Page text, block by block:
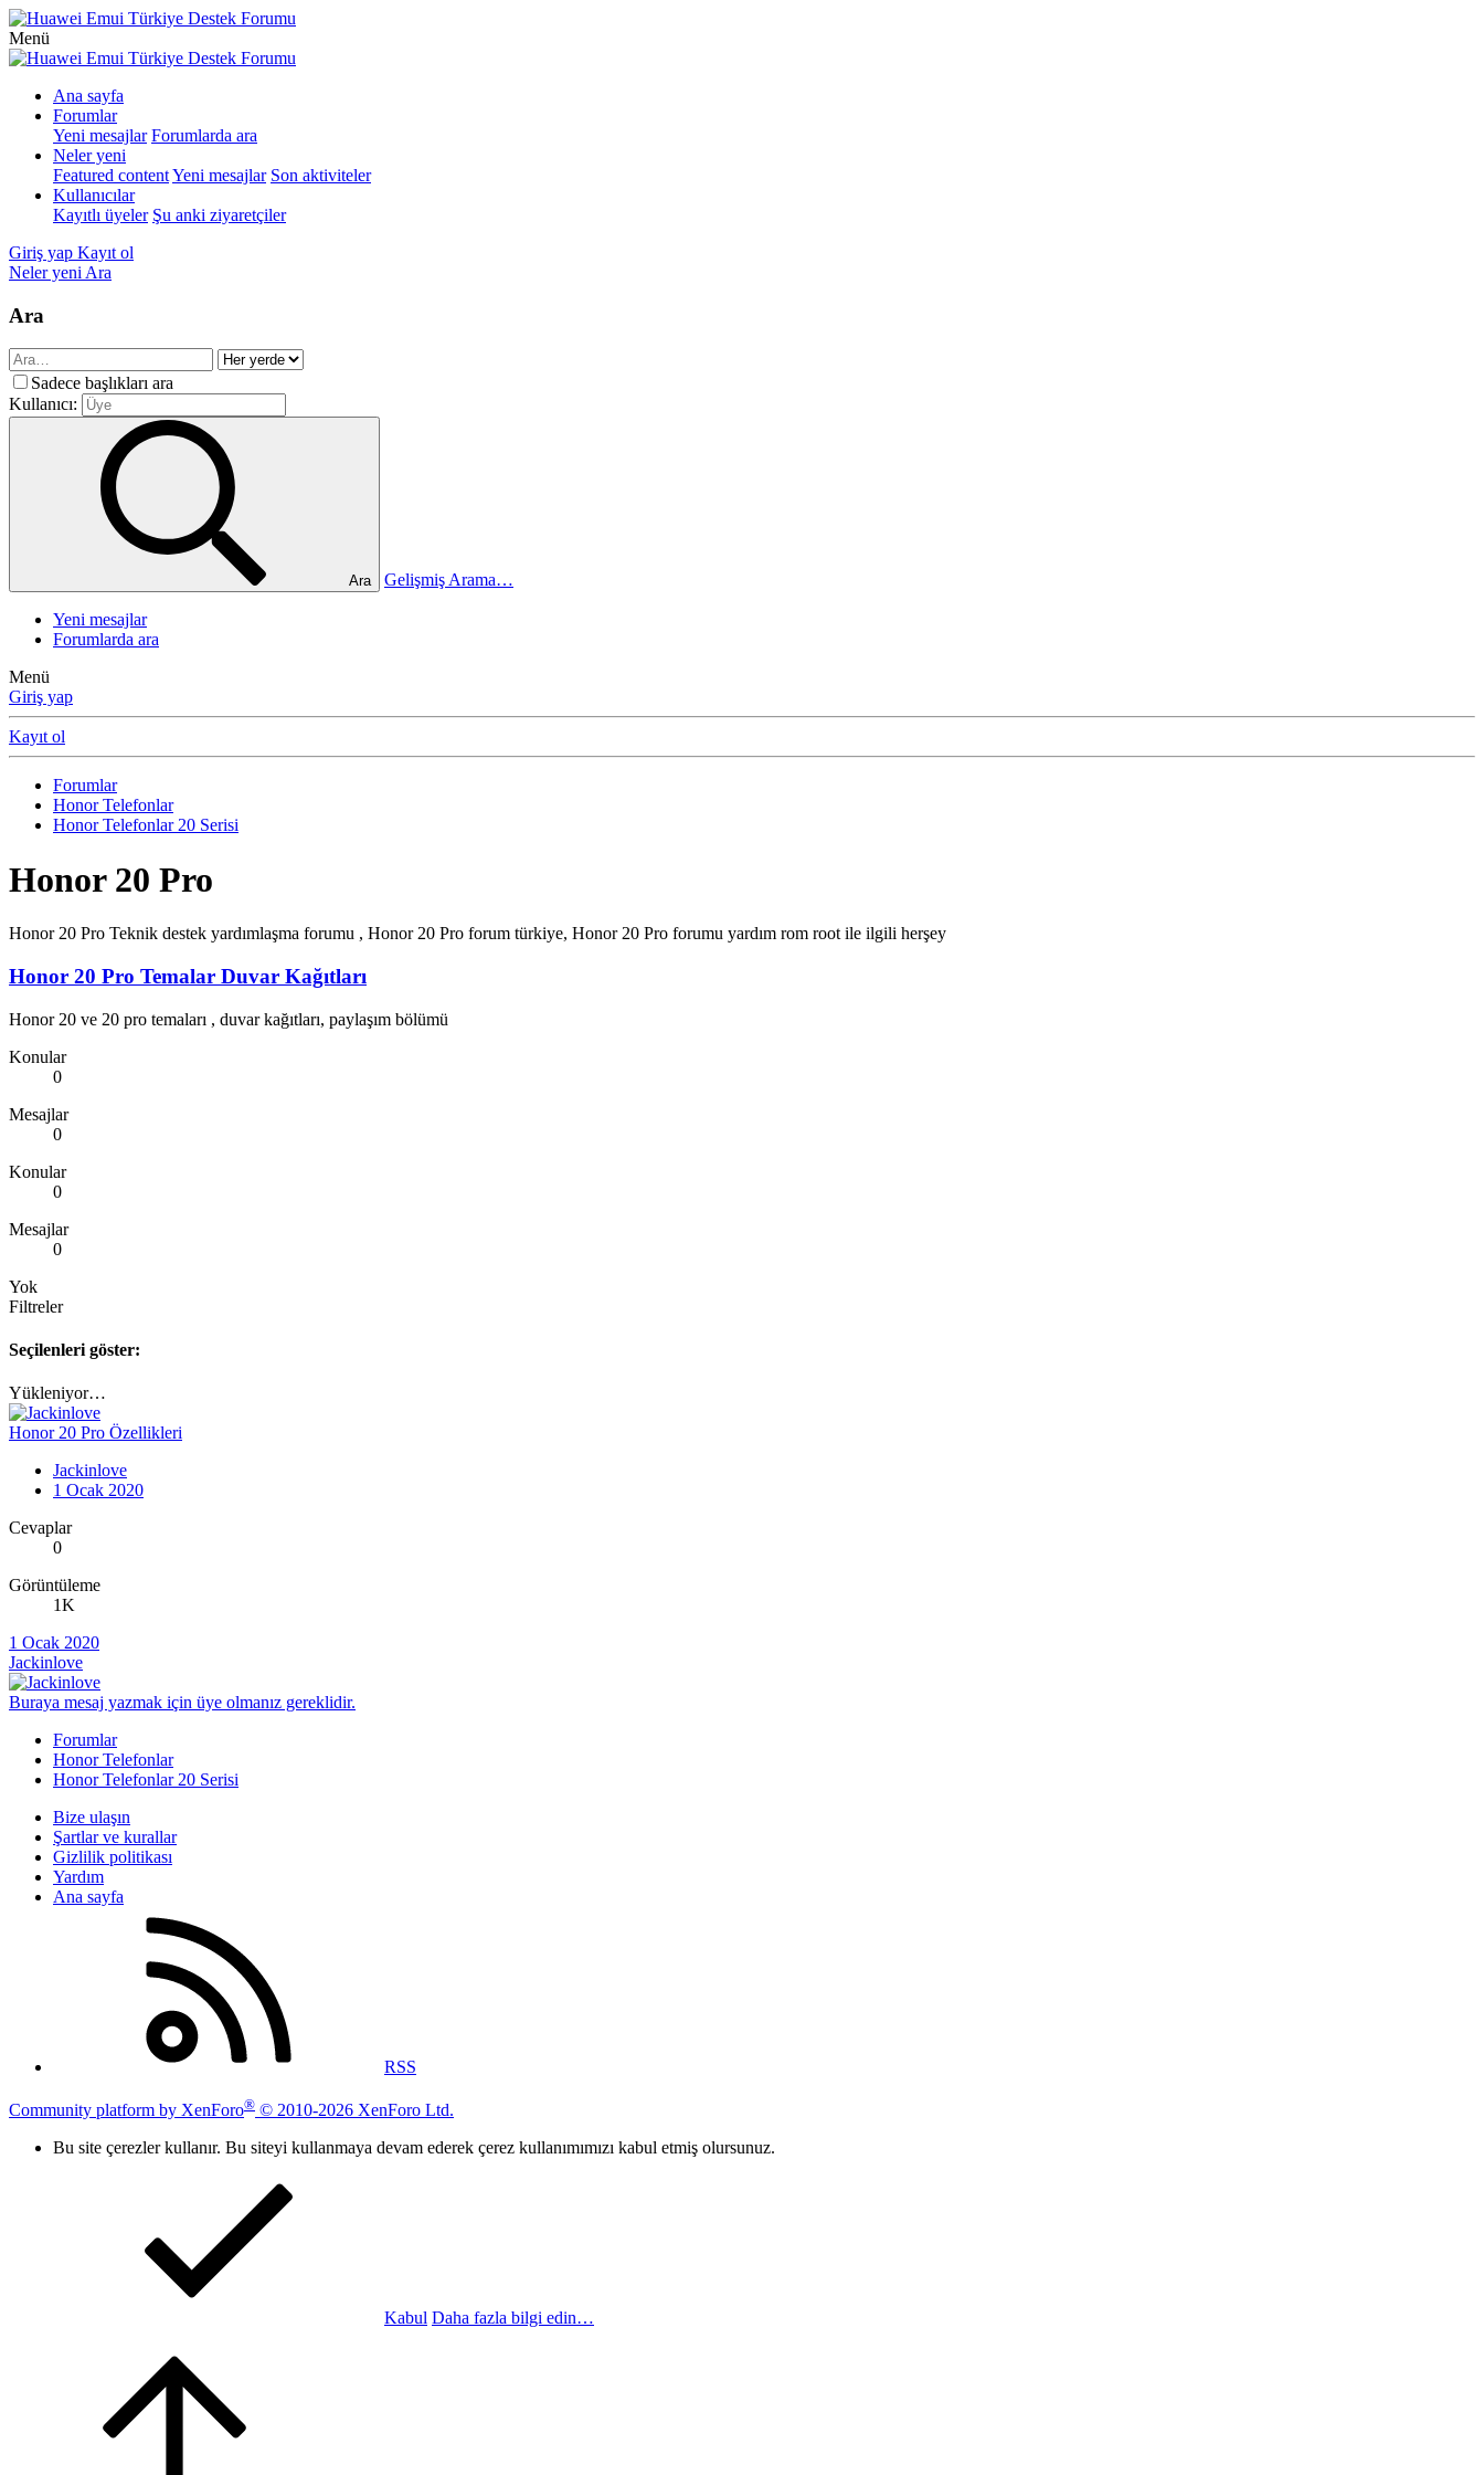
Menü
Ana sayfa
Forumlar
Yeni mesajlar Forumlarda ara
Neler yeni
Featured contentYeni mesajlar Son aktiviteler
Kullanıcılar
Kayıtlı üyeler Şu anki ziyaretçiler
Giriş yap Kayıt ol
Neler yeni Ara
Ara
Sadece başlıkları ara
Kullanıcı:
Ara Gelişmiş Arama…
Yeni mesajlar
Forumlarda ara
Menü
Giriş yap
Kayıt ol
Forumlar
Honor Telefonlar
Honor Telefonlar 20 Serisi
Honor 20 Pro
Honor 20 Pro Teknik destek yardımlaşma forumu , Honor 20 Pro forum türkiye, Honor 20 Pro forumu yardım rom root ile ilgili herşey
Honor 20 Pro Temalar Duvar Kağıtları
Honor 20 ve 20 pro temaları , duvar kağıtları, paylaşım bölümü
Konular
0
Mesajlar
0
Konular
0
Mesajlar
0
Yok
Filtreler
Seçilenleri göster:
Yükleniyor…
Honor 20 Pro Özellikleri
Jackinlove
1 Ocak 2020
Cevaplar
0
Görüntüleme
1K
1 Ocak 2020
Jackinlove
Buraya mesaj yazmak için üye olmanız gereklidir.
Forumlar
Honor Telefonlar
Honor Telefonlar 20 Serisi
Bize ulaşın
Şartlar ve kurallar
Gizlilik politikası
Yardım
Ana sayfa
RSS
Community platform by XenForo® © 2010-2026 XenForo Ltd.
Bu site çerezler kullanır. Bu siteyi kullanmaya devam ederek çerez kullanımımızı kabul etmiş olursunuz.
Kabul Daha fazla bilgi edin…